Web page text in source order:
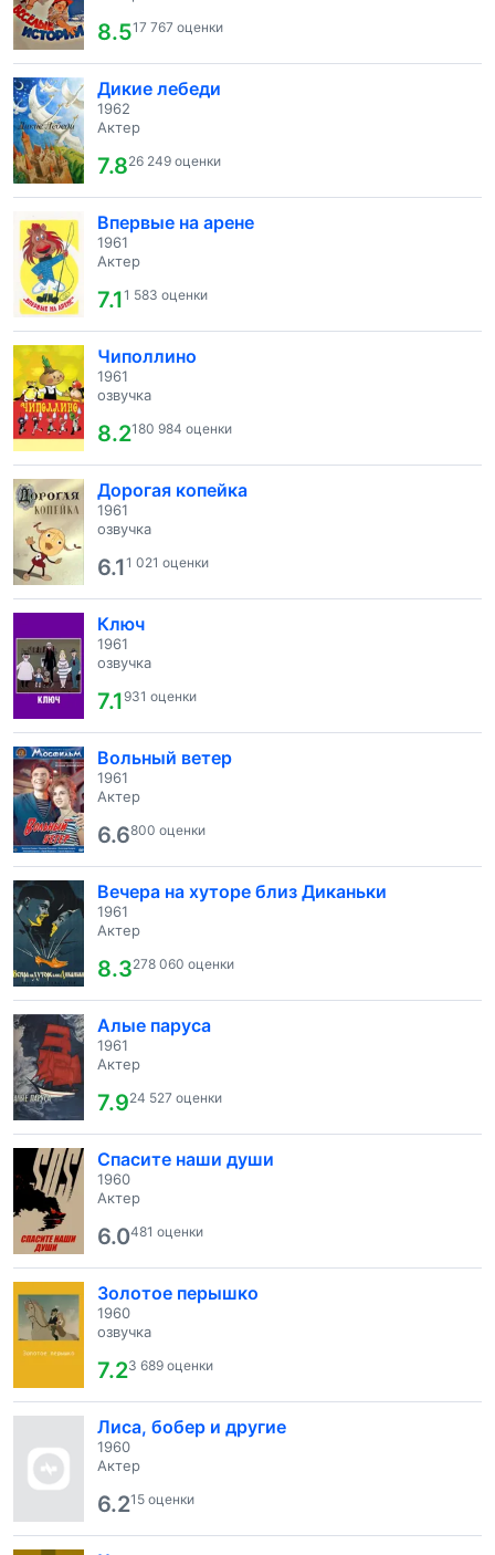
8.517 767 оценки
Дикие лебеди
1962
Актер
7.826 249 оценки
Впервые на арене
1961
Актер
7.11 583 оценки
Чиполлино
1961
озвучка
8.2180 984 оценки
Дорогая копейка
1961
озвучка
6.11 021 оценки
Ключ
1961
озвучка
7.1931 оценки
Вольный ветер
1961
Актер
6.6800 оценки
Вечера на хуторе близ Диканьки
1961
Актер
8.3278 060 оценки
Алые паруса
1961
Актер
7.924 527 оценки
Спасите наши души
1960
Актер
6.0481 оценки
Золотое перышко
1960
озвучка
7.23 689 оценки
Лиса, бобер и другие
1960
Актер
6.215 оценки